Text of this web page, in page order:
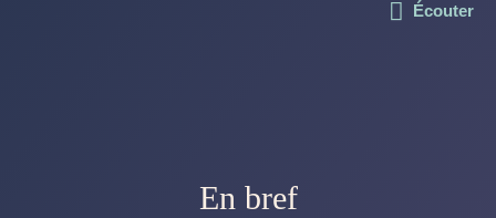
Écouter
En bref